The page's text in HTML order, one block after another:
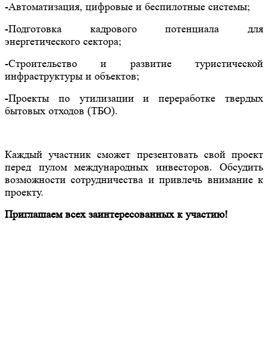
-Автоматизация, цифровые и беспилотные системы;
-Подготовка кадрового потенциала для
энергетического сектора;
-Строительство и развитие туристической
инфраструктуры и объектов;
-Проекты по утилизации и переработке твердых
бытовых отходов (ТБО).
Каждый участник сможет презентовать свой проект
перед пулом международных инвесторов. Обсудить
возможности сотрудничества и привлечь внимание к
проекту.
Приглашаем всех заинтересованных к участию!